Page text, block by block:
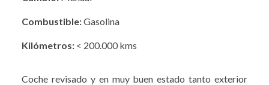
Combustible:Gasolina
Kilómetros: < 200.000 kms
Coche revisado y en muy buen estado tanto exterior